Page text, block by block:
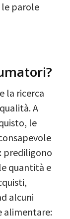
parole
la ricerca
A
le
prediligono
quantità e
alcuni
alimentare: